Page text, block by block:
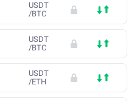
USDT
/BTC
USDT
/BTC
USDT
/ETH